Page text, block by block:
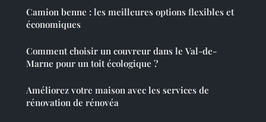
Camion benne : les meilleures options flexibles et
économiques
Comment choisir un couvreur dans le Val-de-
Marne pour un toit écologique ?
Améliorez votre maison avec les services de
rénovation de rénovéa